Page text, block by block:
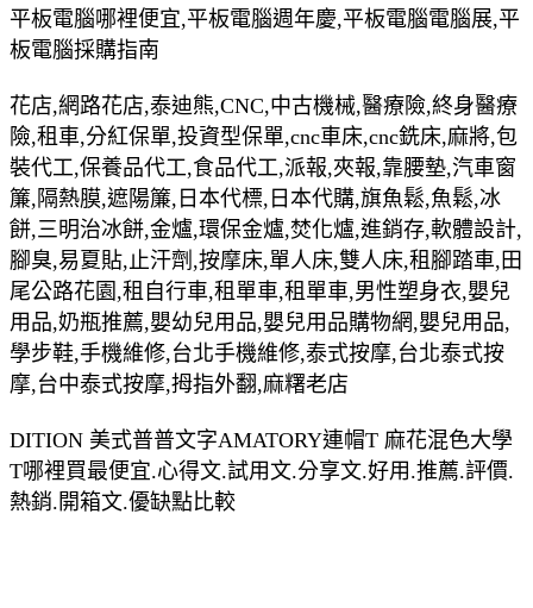
平板電腦哪裡便宜,平板電腦週年慶,平板電腦電腦展,平
板電腦採購指南
花店,網路花店,泰迪熊,CNC,中古機械,醫療險,終身醫療
險,租車,分紅保單,投資型保單,cnc車床,cnc銑床,麻將,包
裝代工,保養品代工,食品代工,派報,夾報,靠腰墊,汽車窗
簾,隔熱膜,遮陽簾,日本代標,日本代購,旗魚鬆,魚鬆,冰
餅,三明治冰餅,金爐,環保金爐,焚化爐,進銷存,軟體設計,
腳臭,易夏貼,止汗劑,按摩床,單人床,雙人床,租腳踏車,田
尾公路花園,租自行車,租單車,租單車,男性塑身衣,嬰兒
用品,奶瓶推薦,嬰幼兒用品,嬰兒用品購物網,嬰兒用品,
學步鞋,手機維修,台北手機維修,泰式按摩,台北泰式按
摩,台中泰式按摩,拇指外翻,麻糬老店
DITION 美式普普文字AMATORY連帽T 麻花混色大學
T哪裡買最便宜.心得文.試用文.分享文.好用.推薦.評價.
熱銷.開箱文.優缺點比較